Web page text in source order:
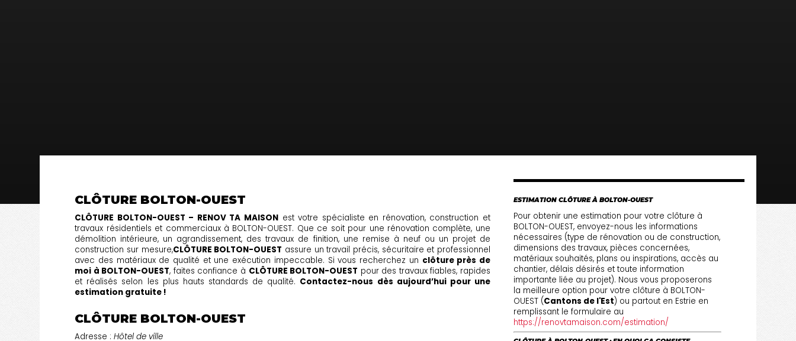
CLÔTURE BOLTON-OUEST
CLÔTURE BOLTON-OUEST – RENOV TA MAISON est votre spécialiste en rénovation, construction et
travaux résidentiels et commerciaux à BOLTON-OUEST. Que ce soit pour une rénovation complète, une
démolition intérieure, un agrandissement, des travaux de finition, une remise à neuf ou un projet de
construction sur mesure,CLÔTURE BOLTON-OUEST assure un travail précis, sécuritaire et professionnel
avec des matériaux de qualité et une exécution impeccable. Si vous recherchez un clôture près de
moi à BOLTON-OUEST, faites confiance à CLÔTURE BOLTON-OUEST pour des travaux fiables, rapides
et réalisés selon les plus hauts standards de qualité. Contactez-nous dès aujourd’hui pour une
estimation gratuite !
CLÔTURE BOLTON-OUEST
Adresse :Hôtel de ville
ESTIMATION CLÔTURE À BOLTON-OUEST
Pour obtenir une estimation pour votre clôture à
BOLTON-OUEST, envoyez-nous les informations
nécessaires (type de rénovation ou de construction,
dimensions des travaux, pièces concernées,
matériaux souhaités, plans ou inspirations, accès au
chantier, délais désirés et toute information
importante liée au projet). Nous vous proposerons
la meilleure option pour votre clôture à BOLTON-
OUEST (Cantons de l'Est) ou partout en Estrie en
remplissant le formulaire au
https://renovtamaison.com/estimation/